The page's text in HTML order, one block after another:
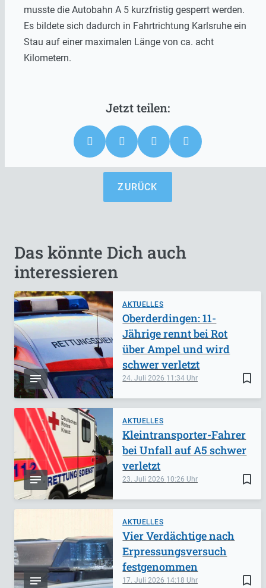
musste die Autobahn A 5 kurzfristig gesperrt werden.
Es bildete sich dadurch in Fahrtrichtung Karlsruhe ein
Stau auf einer maximalen Länge von ca. acht
Kilometern.
ZURÜCK
Das könnte Dich auch
interessieren
AKTUELLES
bookmark_border
24. Juli 2026 11:34
Oberderdingen: 11-
Jährige rennt bei Rot
über Ampel und wird
schwer verletzt
AKTUELLES
bookmark_border
23. Juli 2026 10:26
Kleintransporter-Fahrer
bei Unfall auf A5 schwer
verletzt
AKTUELLES
bookmark_border
17. Juli 2026 14:18
Vier Verdächtige nach
Erpressungsversuch
festgenommen